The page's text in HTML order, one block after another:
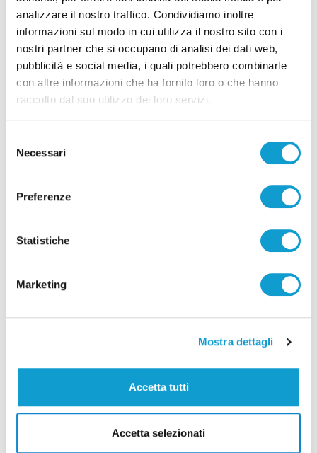
analizzare il nostro traffico. Condividiamo inoltre
informazioni sul modo in cui utilizza il nostro sito con i
nostri partner che si occupano di analisi dei dati web,
pubblicità e social media, i quali potrebbero combinarle
con altre informazioni che ha fornito loro o che hanno
raccolto dal suo utilizzo dei loro servizi.
delNecessari
Preferenze
Statistiche
Marketing
Mostra dettagli
Accetta tutti
Accetta selezionati
Pubblicità